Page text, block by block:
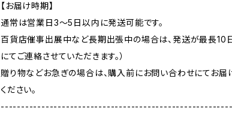
【お届け時期】
通常は営業日3〜5日以内に発送可能です。
百貨店催事出展中など長期出張中の場合は、発送が最長10日
にてご連絡させていただきます。）
贈り物などお急ぎの場合は、購入前にお問い合わせにてお
ください。